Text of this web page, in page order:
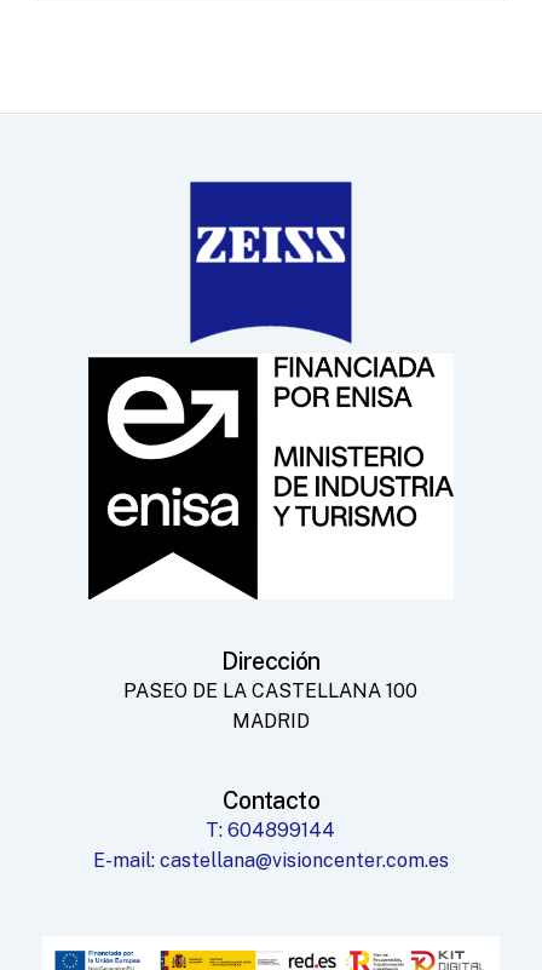
Dirección
PASEO DE LA CASTELLANA 100
MADRID
Contacto
T: 604899144
E-mail: castellana@visioncenter.com.es